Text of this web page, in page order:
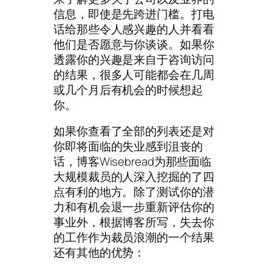
信息，即使是先跨进门槛。打电
话给那些令人感兴趣的人并看看
他们是否愿意与你谈谈。如果你
透露你的兴趣是来自于咨询访问
的结果，很多人可能都会在几周
或几个月后有机会的时候想起
你。
如果你查看了全部的列表还是对
你即将面临的失业感到沮丧的
话，博客Wisebread为那些面临
大规模裁员的人深入挖掘的了四
点有利的地方。除了测试你的潜
力和有机会退一步重新评估你的
事业外，根据博客所写，失去你
的工作作为裁员浪潮的一个结果
还有其他的优势：